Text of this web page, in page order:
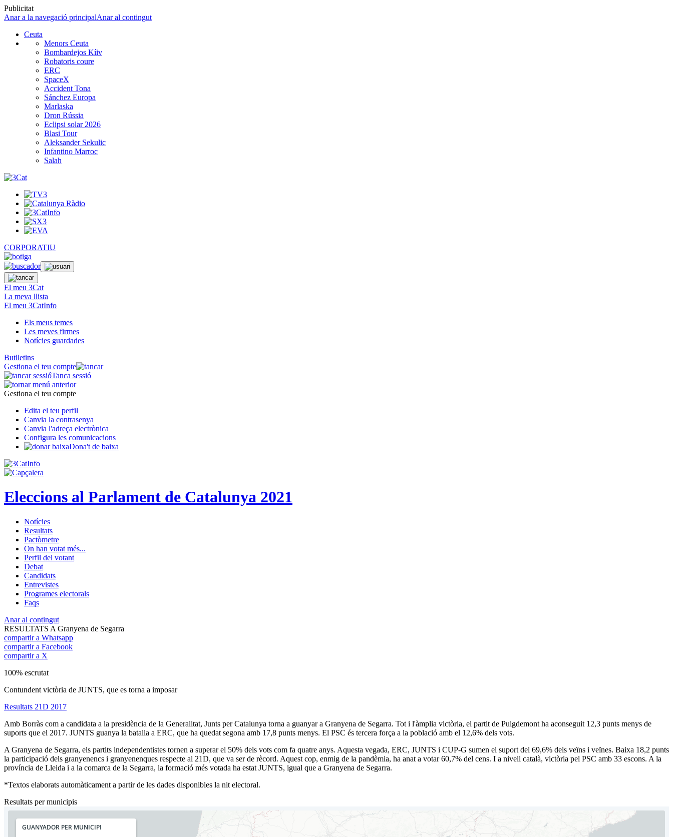
Publicitat
Anar a la navegació principalAnar al contingut
Ceuta
Menors Ceuta
Bombardejos Kíiv
Robatoris coure
ERC
SpaceX
Accident Tona
Sánchez Europa
Marlaska
Dron Rússia
Eclipsi solar 2026
Blasi Tour
Aleksander Sekulic
Infantino Marroc
Salah
CORPORATIU
El meu 3Cat
La meva llista
El meu 3CatInfo
Els meus temes
Les meves firmes
Notícies guardades
Butlletins
Gestiona el teu compte
Tanca sessió
Gestiona el teu compte
Edita el teu perfil
Canvia la contrasenya
Canvia l'adreça electrònica
Configura les comunicacions
Dona't de baixa
Eleccions al Parlament de Catalunya 2021
Notícies
Resultats
Pactòmetre
On han votat més...
Perfil del votant
Debat
Candidats
Entrevistes
Programes electorals
Faqs
Anar al contingut
RESULTATS A Granyena de Segarra
compartir a Whatsapp
compartir a Facebook
compartir a X
100% escrutat
Contundent victòria de JUNTS, que es torna a imposar
Resultats 21D 2017
Amb Borràs com a candidata a la presidència de la Generalitat, Junts per Catalunya torna a guanyar a Granyena de Segarra. Tot i l'àmplia victòria, el partit de Puigdemont ha aconseguit 12,3 punts menys de
suports que el 2017. JUNTS guanya la batalla a ERC, que ha quedat segona amb 17,8 punts menys. El PSC és tercera força a la població amb el 12,6% dels vots.
A Granyena de Segarra, els partits independentistes tornen a superar el 50% dels vots com fa quatre anys. Aquesta vegada, ERC, JUNTS i CUP-G sumen el suport del 69,6% dels veïns i veïnes. Baixa 18,2 punts
la participació dels granyenencs i granyenenques respecte al 21D, que va ser de rècord. Aquest cop, enmig de la pandèmia, ha anat a votar 60,7% del cens. I a nivell català, victòria pel PSC amb 33 escons. A la
província de Lleida i a la comarca de la Segarra, la formació més votada ha estat JUNTS, igual que a Granyena de Segarra.
*Textos elaborats automàticament a partir de les dades disponibles la nit electoral.
Resultats per municipis